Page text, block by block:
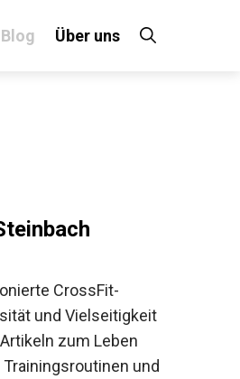
Blog Über uns
CrossFit-
und Vielseitigkeit
zum Leben
und